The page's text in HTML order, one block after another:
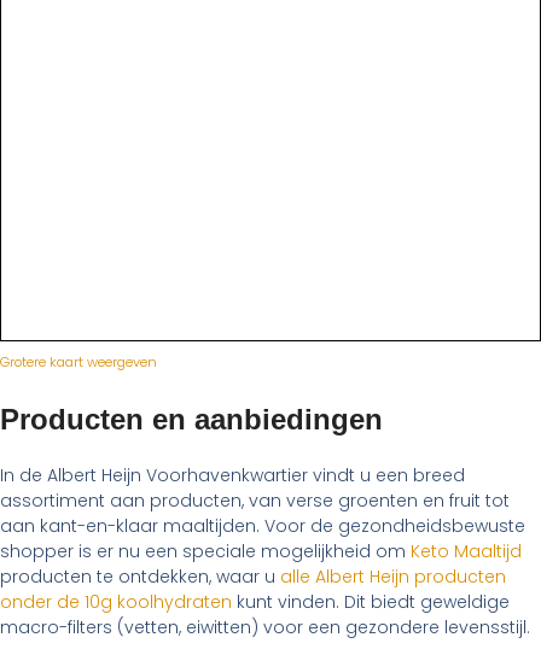
Grotere kaart weergeven
Producten en aanbiedingen
In de Albert Heijn Voorhavenkwartier vindt u een breed
assortiment aan producten, van verse groenten en fruit tot
aan kant-en-klaar maaltijden. Voor de gezondheidsbewuste
shopper is er nu een speciale mogelijkheid om Keto Maaltijd
producten te ontdekken, waar u alle Albert Heijn producten
onder de 10g koolhydraten kunt vinden. Dit biedt geweldige
macro-filters (vetten, eiwitten) voor een gezondere levensstijl.